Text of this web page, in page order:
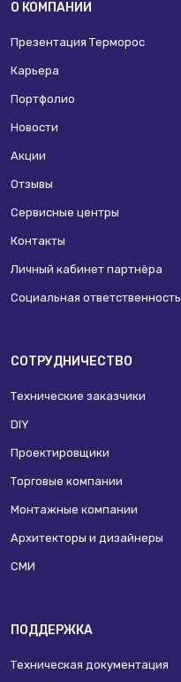
О КОМПАНИИ
Презентация Терморос
Карьера
Портфолио
Новости
Акции
Отзывы
Сервисные центры
Контакты
Личный кабинет партнёра
Социальная ответственность
СОТРУДНИЧЕСТВО
Технические заказчики
DIY
Проектировщики
Торговые компании
Монтажные компании
Архитекторы и дизайнеры
СМИ
ПОДДЕРЖКА
Техническая документация